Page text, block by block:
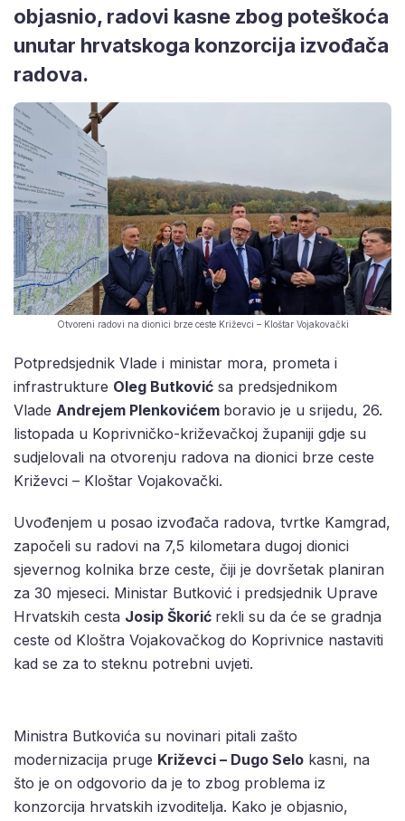
objasnio, radovi kasne zbog poteškoća
unutar hrvatskoga konzorcija izvođača
radova.
Otvoreni radovi na dionici brze ceste Križevci – Kloštar Vojakovački
Potpredsjednik Vlade i ministar mora, prometa i
infrastrukture Oleg Butković sa predsjednikom
Vlade Andrejem Plenkovićem boravio je u srijedu, 26.
listopada u Koprivničko-križevačkoj županiji gdje su
sudjelovali na otvorenju radova na dionici brze ceste
Križevci – Kloštar Vojakovački.
Uvođenjem u posao izvođača radova, tvrtke Kamgrad,
započeli su radovi na 7,5 kilometara dugoj dionici
sjevernog kolnika brze ceste, čiji je dovršetak planiran
za 30 mjeseci. Ministar Butković i predsjednik Uprave
Hrvatskih cesta Josip Škorić rekli su da će se gradnja
ceste od Kloštra Vojakovačkog do Koprivnice nastaviti
kad se za to steknu potrebni uvjeti.
Ministra Butkovića su novinari pitali zašto
modernizacija pruge Križevci – Dugo Selo kasni, na
što je on odgovorio da je to zbog problema iz
konzorcija hrvatskih izvoditelja. Kako je objasnio,